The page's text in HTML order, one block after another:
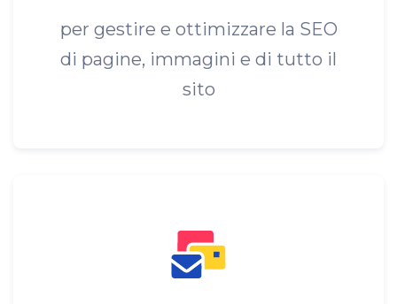
per gestire e ottimizzare la SEO
di pagine, immagini e di tutto il
sito